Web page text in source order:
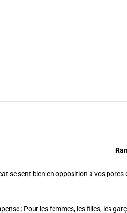
se sent bien en opposition à vos pores
: Pour les femmes, les filles, les